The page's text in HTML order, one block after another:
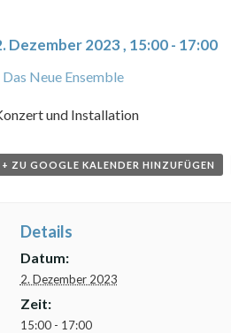
Dezember 2023 , 15:00- 17:00
Das Neue Ensemble
und Installation
+ ZU GOOGLE KALENDER HINZUFÜGEN
Details
Datum:
2. Dezember 2023
Zeit:
15:00 - 17:00